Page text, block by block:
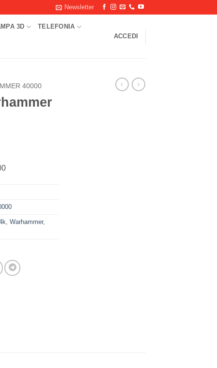
Newsletter
3D TELEFONIA
ACCEDI
40000
Warhammer,